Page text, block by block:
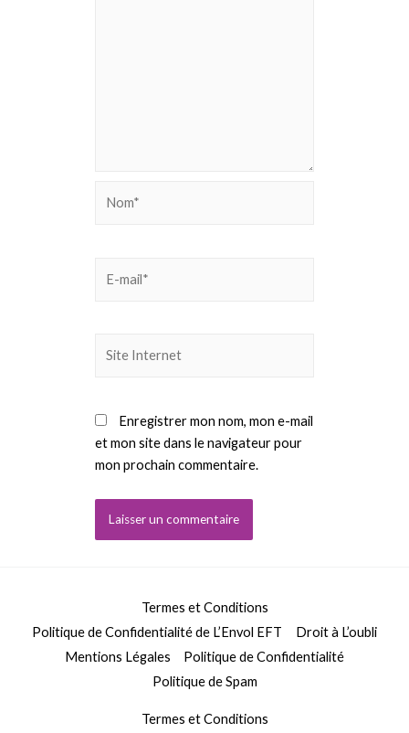
mail*
Internet
Enregistrer mon nom, mon e-mail
et mon site dans le navigateur pour
mon prochain commentaire.
Termes et Conditions
Politique de Confidentialité de L’Envol EFT
Droit à L’oubli
Mentions Légales
Politique de Confidentialité
Politique de Spam
Termes et Conditions